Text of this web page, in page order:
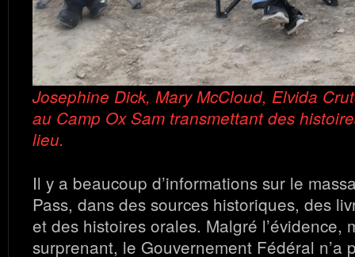
Josephine Dick, Mary McCloud, Elvida
au Camp Ox Sam transmettant des
lieu.
Il y a beaucoup d’informations sur le
Pass, dans des sources historiques, des
et des histoires orales. Malgré l’évidence,
surprenant, le Gouvernement Fédéral n’a